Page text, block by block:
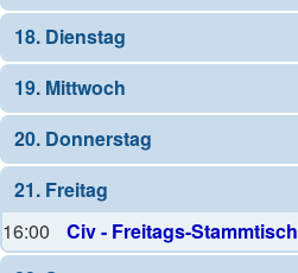
18. Dienstag
19. Mittwoch
20. Donnerstag
21. Freitag
16:00
Civ - Freitags-Stammtisch